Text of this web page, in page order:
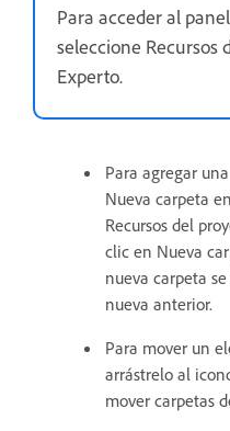
Para acceder al
seleccione Recursos
Experto.
Para agregar
Nueva carpeta
Recursos del
clic en Nueva
nueva carpeta
nueva anterior.
Para mover un
arrástrelo al
mover carpetas